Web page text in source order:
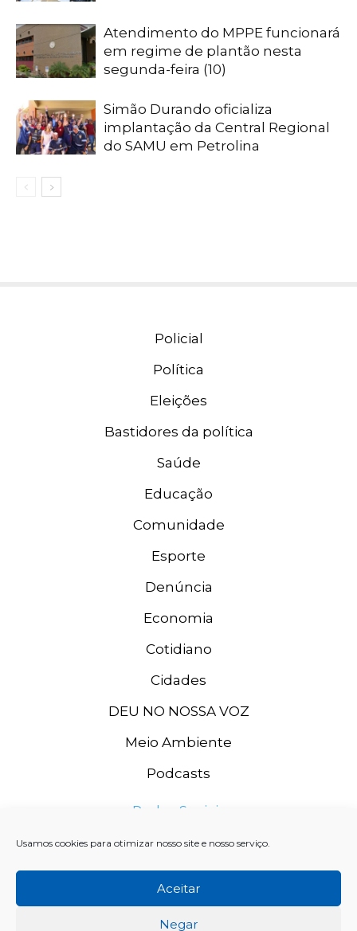
Usamos cookies para otimizar nosso site e nosso serviço.
Aceitar
Negar
Atendimento do MPPE funcionará
em regime de plantão nesta
segunda-feira (10)
Simão Durando oficializa
implantação da Central Regional
do SAMU em Petrolina
Policial
Política
Eleições
Bastidores da política
Saúde
Educação
Comunidade
Esporte
Denúncia
Economia
Cotidiano
Cidades
DEU NO NOSSA VOZ
Meio Ambiente
Podcasts
Redes Sociais